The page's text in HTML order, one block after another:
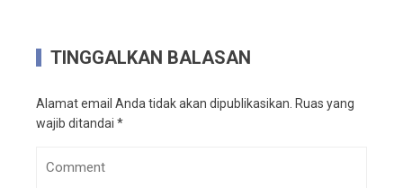
TINGGALKAN BALASAN
Alamat email Anda tidak akan dipublikasikan. Ruas yang
wajib ditandai *